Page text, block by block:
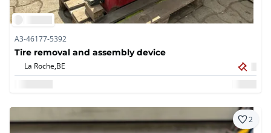
A3-46177-5392
Tire removal and assembly device
La Roche,BE
2